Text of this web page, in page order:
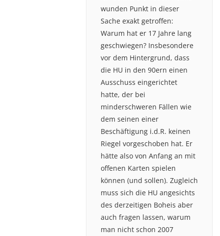
wunden Punkt in dieser
Sache exakt getroffen:
Warum hat er 17 Jahre lang
geschwiegen? Insbesondere
vor dem Hintergrund, dass
die HU in den 90ern einen
Ausschuss eingerichtet
hatte, der bei
minderschweren Fällen wie
dem seinen einer
Beschäftigung i.d.R. keinen
Riegel vorgeschoben hat. Er
hätte also von Anfang an mit
offenen Karten spielen
können (und sollen). Zugleich
muss sich die HU angesichts
des derzeitigen Boheis aber
auch fragen lassen, warum
man nicht schon 2007